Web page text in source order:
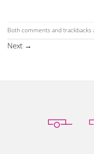
Both comments and
Next →